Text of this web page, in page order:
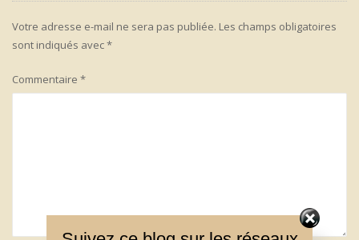
Votre adresse e-mail ne sera pas publiée. Les champs obligatoires
sont indiqués avec*
Commentaire *